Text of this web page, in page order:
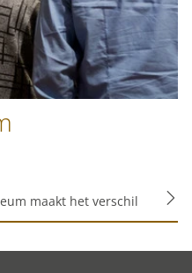
maakt het verschil